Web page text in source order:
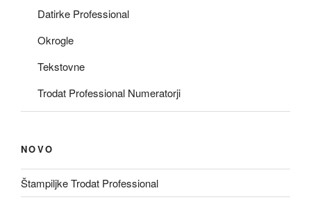
Datirke Professional
Okrogle
Tekstovne
Trodat Professional Numeratorji
NOVO
Štampiljke Trodat Professional